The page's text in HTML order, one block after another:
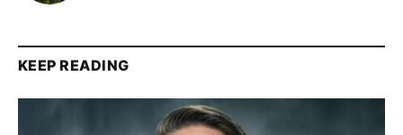
KEEP READING